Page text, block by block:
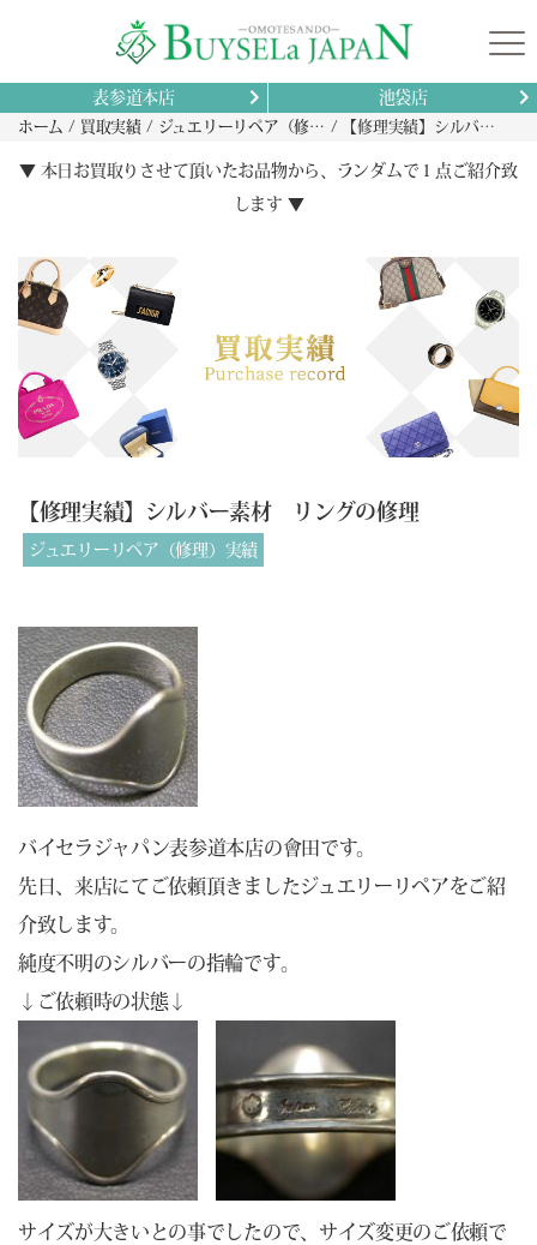
表参道本店 池袋店
ホーム 買取実績 ジュエリーリペア（修理）実績 【修理実績】シルバー素材 リングの修理
▼ 本日お買取りさせて頂いたお品物から、ランダムで１点ご紹介致
します ▼
【修理実績】シルバー素材 リングの修理
ジュエリーリペア（修理）実績
バイセラジャパン表参道本店の會田です。
先日、来店にてご依頼頂きましたジュエリーリペアをご紹
介致します。
純度不明のシルバーの指輪です。
↓ご依頼時の状態↓
サイズが大きいとの事でしたので、サイズ変更のご依頼で